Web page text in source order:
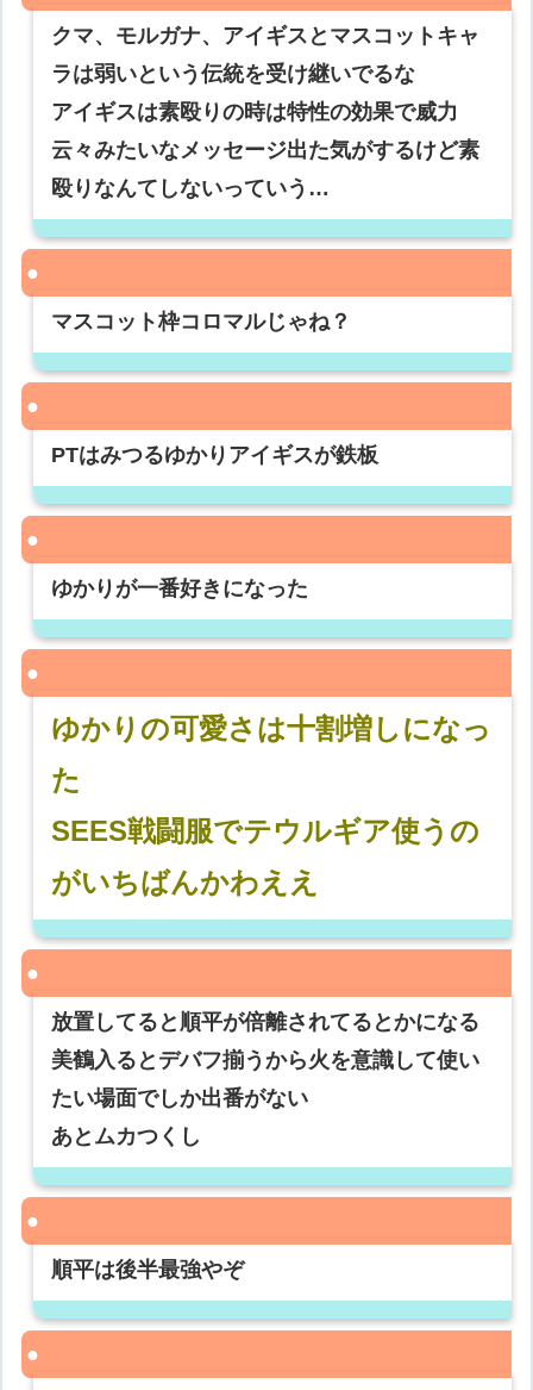
クマ、モルガナ、アイギスとマスコットキャ
ラは弱いという伝統を受け継いでるな
アイギスは素殴りの時は特性の効果で威力
云々みたいなメッセージ出た気がするけど素
殴りなんてしないっていう…
マスコット枠コロマルじゃね？
PTはみつるゆかりアイギスが鉄板
ゆかりが一番好きになった
ゆかりの可愛さは十割増しになっ
た
SEES戦闘服でテウルギア使うの
がいちばんかわええ
放置してると順平が倍離されてるとかになる
美鶴入るとデバフ揃うから火を意識して使い
たい場面でしか出番がない
あとムカつくし
順平は後半最強やぞ